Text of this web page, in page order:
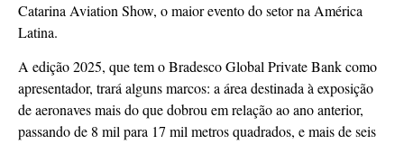
Catarina Aviation Show, o maior evento do setor na América
Latina.
A edição 2025, que tem o Bradesco Global Private Bank como
apresentador, trará alguns marcos: a área destinada à exposição
de aeronaves mais do que dobrou em relação ao ano anterior,
passando de 8 mil para 17 mil metros quadrados, e mais de seis